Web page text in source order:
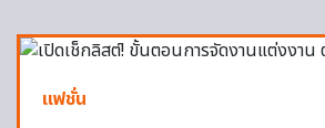
แฟชั่น